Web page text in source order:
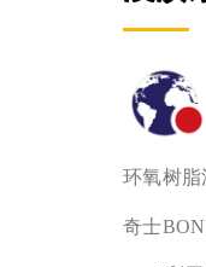
环氧树
奇士